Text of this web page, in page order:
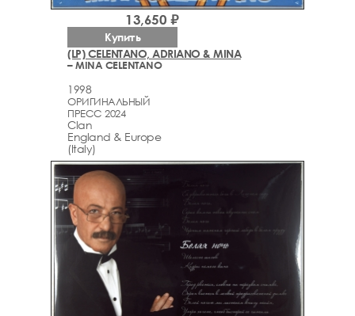
(LP) CELENTANO, ADRIANO & MINA
– MINA CELENTANO
1998
ОРИГИНАЛЬНЫЙ
ПРЕСС 2024
Clan
England & Europe
(Italy)
13,650 ₽
Купить